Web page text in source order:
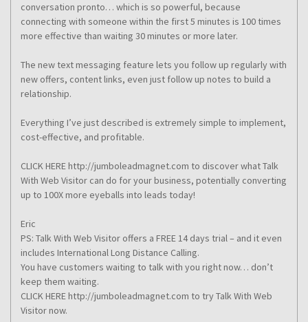
conversation pronto… which is so powerful, because
connecting with someone within the first 5 minutes is 100 times
more effective than waiting 30 minutes or more later.
The new text messaging feature lets you follow up regularly with
new offers, content links, even just follow up notes to build a
relationship.
Everything I’ve just described is extremely simple to implement,
cost-effective, and profitable.
CLICK HERE http://jumboleadmagnet.com to discover what Talk
With Web Visitor can do for your business, potentially converting
up to 100X more eyeballs into leads today!
Eric
PS: Talk With Web Visitor offers a FREE 14 days trial – and it even
includes International Long Distance Calling.
You have customers waiting to talk with you right now… don’t
keep them waiting.
CLICK HERE http://jumboleadmagnet.com to try Talk With Web
Visitor now.